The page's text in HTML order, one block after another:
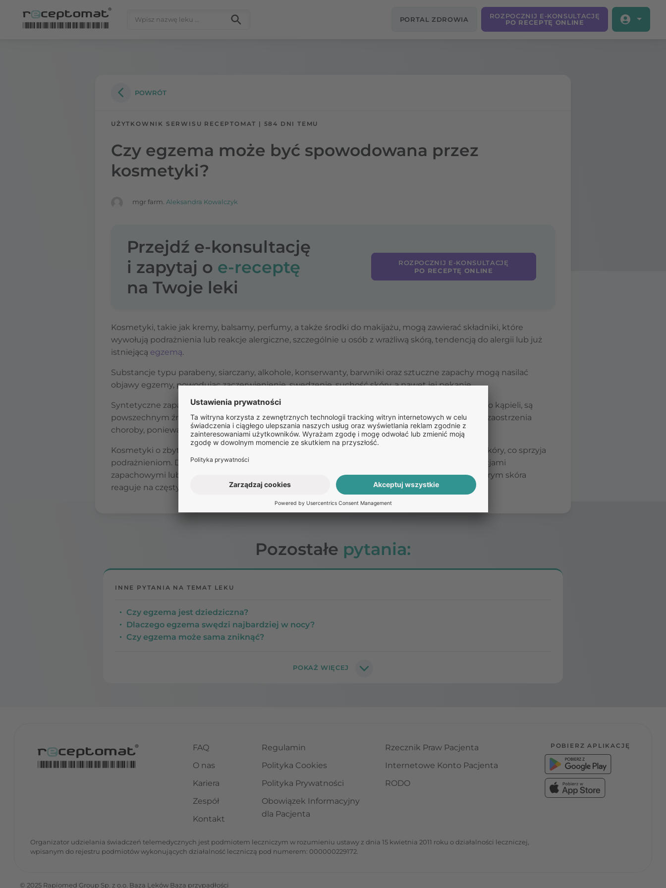
PORTAL ZDROWIA
ROZPOCZNIJ E-KONSULTACJĘ
PO RECEPTĘ ONLINE
POWRÓT
UŻYTKOWNIK SERWISU RECEPTOMAT | 584 DNI TEMU
Czy egzema może być spowodowana przez
kosmetyki?
mgr farm. Aleksandra Kowalczyk
Przejdź e-konsultację
i zapytaj o e-receptę
na Twoje leki
ROZPOCZNIJ E-KONSULTACJĘ
PO RECEPTĘ ONLINE
Kosmetyki, takie jak kremy, balsamy, perfumy, a także środki do makijażu, mogą zawierać składniki, które
wywołują podrażnienia lub reakcje alergiczne, szczególnie u osób z wrażliwą skórą, tendencją do alergii lub już
istniejącą egzemą.
Substancje typu parabeny, siarczany, alkohole, konserwanty, barwniki oraz sztuczne zapachy mogą nasilać
objawy egzemy, powodując zaczerwienienie, swędzenie, suchość skóry, a nawet jej pękanie.
Syntetyczne zapachy, które często znajdują się w perfumach, żelach pod prysznic czy płynach do kąpieli, są
powszechnym źródłem podrażnień skóry. U osób z egzemą ich stosowanie może prowadzić do zaostrzenia
choroby, ponieważ mogą one wywoływać alergie i pogłębiać stan zapalny.
Kosmetyki o zbyt kwaśnym lub zasadowym pH również mogą zakłócać naturalną równowagę skóry, co sprzyja
podrażnieniom. Długotrwały kontakt skóry z tego rodzaju kosmetykami, szczególnie z substancjami
zapachowymi lub drażniącymi, może prowadzić do rozwoju egzemy kontaktowej – stanu, w którym skóra
reaguje na częsty kontakt z chemikaliami, powodując zaczerwienienie, swędzenie i łuszczenie.
Pozostałe pytania:
INNE PYTANIA NA TEMAT LEKU
Czy egzema jest dziedziczna?
Dlaczego egzema swędzi najbardziej w nocy?
Czy egzema może sama zniknąć?
FAQ
O nas
Kariera
Zespół
Kontakt
Regulamin
Polityka Cookies
Polityka Prywatności
Obowiązek Informacyjny
dla Pacjenta
Rzecznik Praw Pacjenta
Internetowe Konto Pacjenta
RODO
POBIERZ APLIKACJĘ
Organizator udzielania świadczeń telemedycznych jest podmiotem leczniczym w rozumieniu ustawy z dnia 15 kwietnia 2011 roku o działalności leczniczej,
wpisanym do rejestru podmiotów wykonujących działalność leczniczą pod numerem: 000000229172.
© 2025 Rapiomed Group Sp. z o.o. Baza Leków Baza przypadłości